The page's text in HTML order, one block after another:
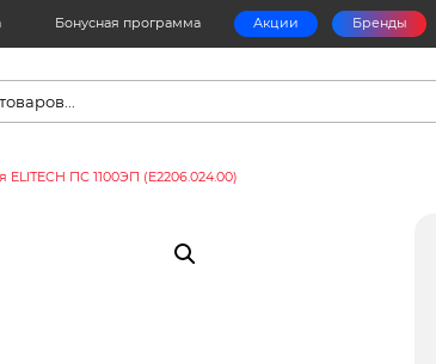
Бонусная программа Акции Бренды
ELITECH ПС 1100ЭП (E2206.024.00)